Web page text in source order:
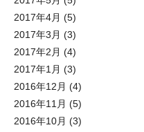
2017年4月 (5)
2017年3月 (3)
2017年2月 (4)
2017年1月 (3)
2016年12月 (4)
2016年11月 (5)
2016年10月 (3)